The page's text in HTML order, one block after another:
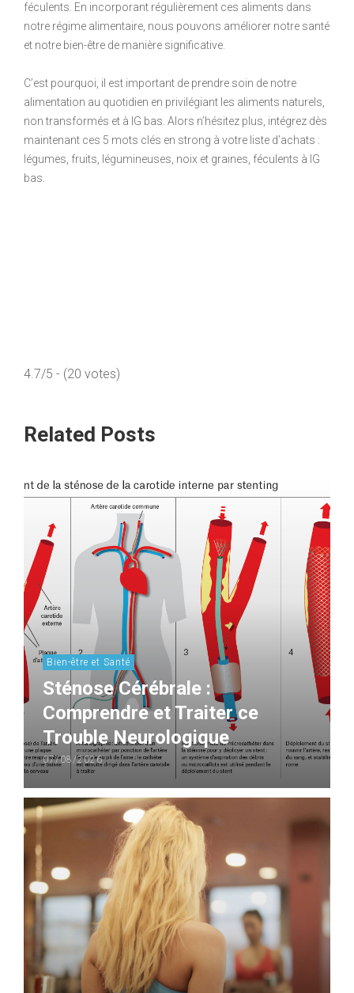
féculents. En incorporant régulièrement ces aliments dans
notre régime alimentaire, nous pouvons améliorer notre santé
et notre bien-être de manière significative.
C’est pourquoi, il est important de prendre soin de notre
alimentation au quotidien en privilégiant les aliments naturels,
non transformés et à IG bas. Alors n’hésitez plus, intégrez dès
maintenant ces 5 mots clés en strong à votre liste d’achats :
légumes, fruits, légumineuses, noix et graines, féculents à IG
bas.
4.7/5 - (20 votes)
Related Posts
Bien-être et Santé
Sténose Cérébrale :
Comprendre et Traiter ce
Trouble Neurologique
07/08/2026